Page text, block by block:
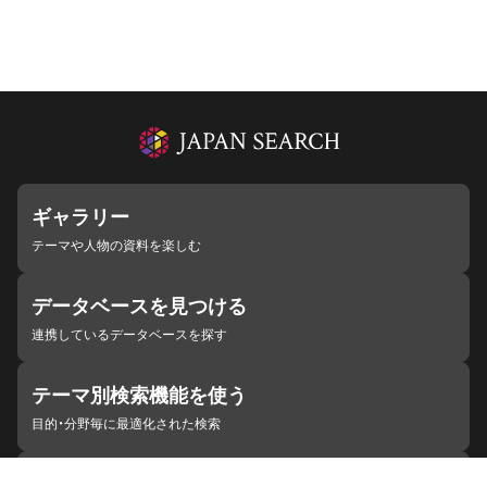
ギャラリー
テーマや人物の資料を楽しむ
データベースを見つける
連携しているデータベースを探す
テーマ別検索機能を使う
目的・分野毎に最適化された検索